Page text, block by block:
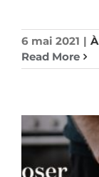
6 mai 2021 |
Read More